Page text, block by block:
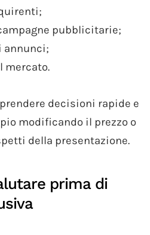
pubblicitarie;
annunci;
mercato.
decisioni rapide e
modificando il prezzo o
della presentazione.
prima di